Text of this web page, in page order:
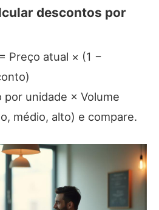
descontos por
Preço atual × (1 −
unidade × Volume
médio, alto) e compare.